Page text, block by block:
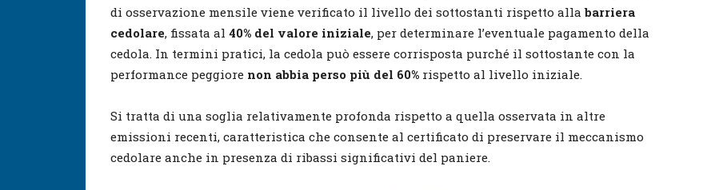
di osservazione mensile viene verificato il livello dei sottostanti rispetto allabarriera
cedolare, fissata al 40% del valore iniziale, per determinare l’eventuale pagamento della
cedola. In termini pratici, la cedola può essere corrisposta purché il sottostante con la
performance peggiore non abbia perso più del 60% rispetto al livello iniziale.
Si tratta di una soglia relativamente profonda rispetto a quella osservata in altre
emissioni recenti, caratteristica che consente al certificato di preservare il meccanismo
cedolare anche in presenza di ribassi significativi del paniere.